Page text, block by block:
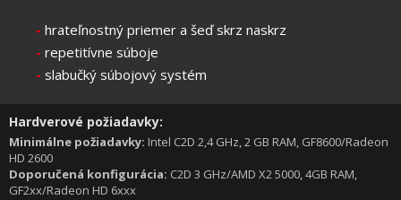
- hrateľnostný priemer a šeď skrz naskrz
- repetitívne súboje
- slabučký súbojový systém
Hardverové požiadavky:
Minimálne požiadavky: Intel C2D 2,4 GHz, 2 GB RAM, GF8600/Radeon
HD 2600
Doporučená konfigurácia: C2D 3 GHz/AMD X2 5000, 4GB RAM,
GF2xx/Radeon HD 6xxx